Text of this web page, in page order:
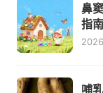
鼻
指南
哺